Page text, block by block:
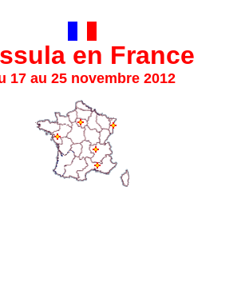
en France
17 au 25 novembre 2012